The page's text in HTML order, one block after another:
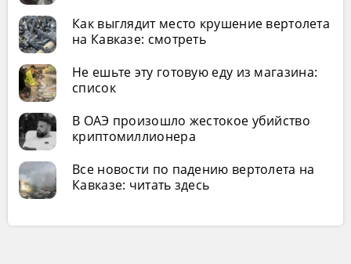
Как выглядит место крушение вертолета
на Кавказе: смотреть
Не ешьте эту готовую еду из магазина:
список
В ОАЭ произошло жестокое убийство
криптомиллионера
Все новости по падению вертолета на
Кавказе: читать здесь